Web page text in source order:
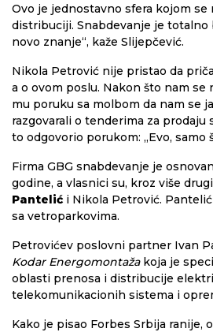
Ovo je jednostavno sfera kojom se
distribuciji. Snabdevanje je totalno
novo znanje“, kaže Slijepčević.
Nikola Petrović nije pristao da
a o ovom poslu. Nakon što nam se
mu poruku sa molbom da nam se
razgovarali o tenderima za prodaju
to odgovorio porukom: „Evo, samo
Firma GBG snabdevanje je
godine, a vlasnici su, kroz više
Pantelić i Nikola Petrović.
sa vetroparkovima.
Petrovićev poslovni partner Ivan
Kodar Energomontažakoja je
oblasti prenosa i distribucije
telekomunikacionih sistema i
Kako je pisao Forbes Srbija ranije,